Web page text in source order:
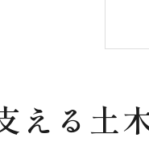
える土